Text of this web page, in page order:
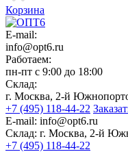
Корзина
E-mail:
info@opt6.ru
Работаем:
пн-пт с 9:00 до 18:00
Склад:
г. Москва, 2-й
+7 (495) 118-44-22
E-mail: info@opt6.ru
Склад: г. Москва, 2-й
+7 (495) 118-44-22